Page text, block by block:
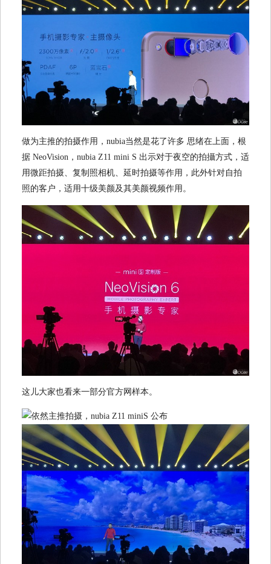
做为主推的拍摄作用，nubia当然是花了许多 思绪在上面，根
据 NeoVision，nubia Z11 mini S 出示对于夜空的拍攝方式，适
用微距拍摄、复制照相机、延时拍摄等作用，此外针对自拍
照的客户，适用十级美颜及其美颜视频作用。
这儿大家也看来一部分官方网样本。